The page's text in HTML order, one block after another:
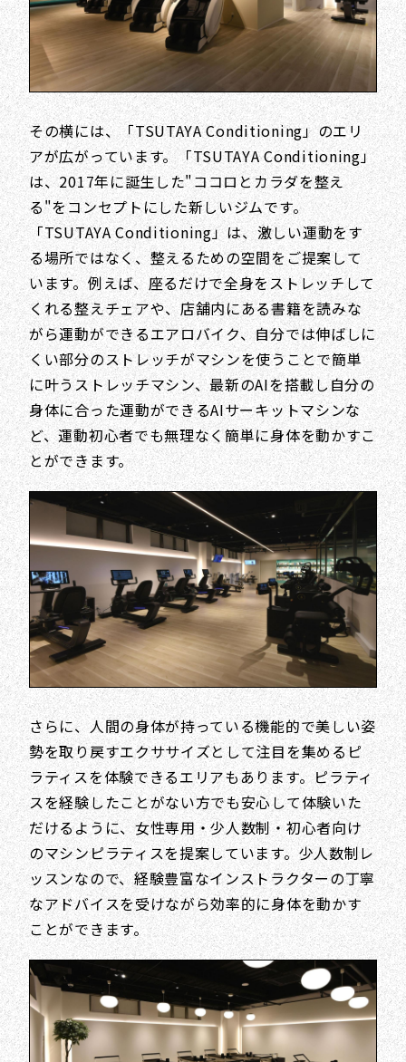
その横には、「TSUTAYA Conditioning」のエリ
アが広がっています。「TSUTAYA Conditioning」
は、2017年に誕生した"ココロとカラダを整え
る"をコンセプトにした新しいジムです。
「TSUTAYA Conditioning」は、激しい運動をす
る場所ではなく、整えるための空間をご提案して
います。例えば、座るだけで全身をストレッチして
くれる整えチェアや、店舗内にある書籍を読みな
がら運動ができるエアロバイク、自分では伸ばしに
くい部分のストレッチがマシンを使うことで簡単
に叶うストレッチマシン、最新のAIを搭載し自分の
身体に合った運動ができるAIサーキットマシンな
ど、運動初心者でも無理なく簡単に身体を動かすこ
とができます。
さらに、人間の身体が持っている機能的で美しい姿
勢を取り戻すエクササイズとして注目を集めるピ
ラティスを体験できるエリアもあります。ピラティ
スを経験したことがない方でも安心して体験いた
だけるように、女性専用・少人数制・初心者向け
のマシンピラティスを提案しています。少人数制レ
ッスンなので、経験豊富なインストラクターの丁寧
なアドバイスを受けながら効率的に身体を動かす
ことができます。